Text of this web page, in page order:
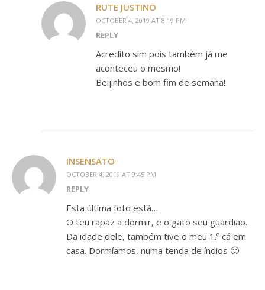
RUTE JUSTINO
OCTOBER 4, 2019 AT 8:19 PM
REPLY
Acredito sim pois também já me
aconteceu o mesmo!
Beijinhos e bom fim de semana!
INSENSATO
OCTOBER 4, 2019 AT 9:45 PM
REPLY
Esta última foto está…
O teu rapaz a dormir, e o gato seu guardião.
Da idade dele, também tive o meu 1.º cá em
casa. Dormíamos, numa tenda de índios 🙂